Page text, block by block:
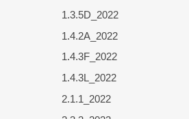
1.3.5D_2022
1.4.2A_2022
1.4.3F_2022
1.4.3L_2022
2.1.1_2022